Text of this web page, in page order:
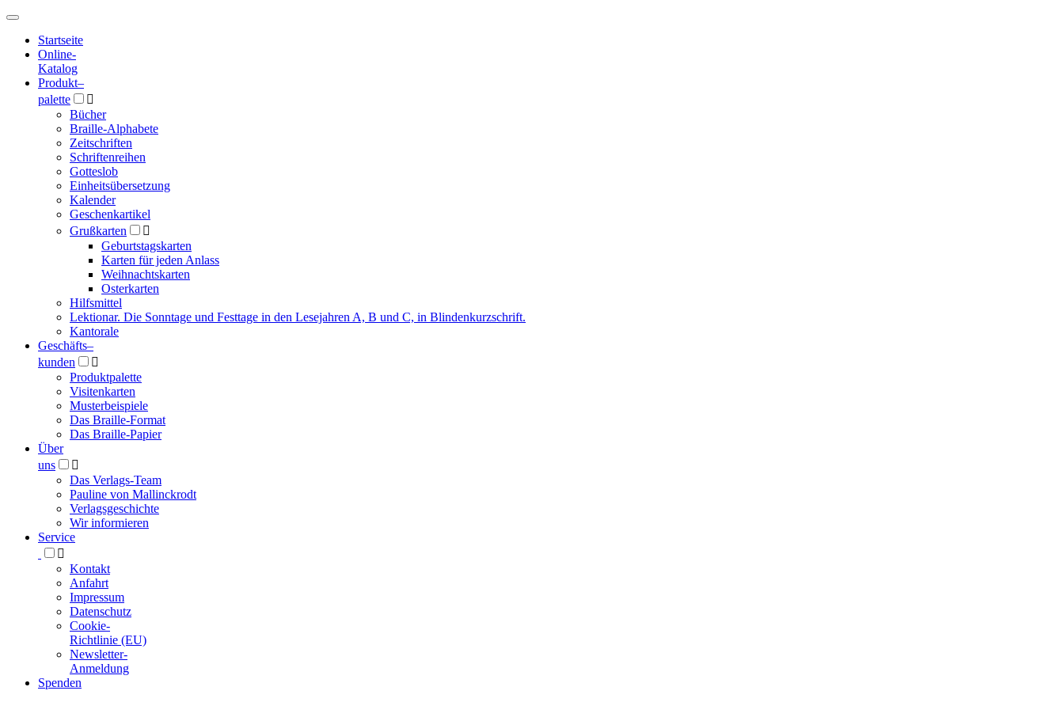
Hauptmenü
Hauptmenü
Startseite
Online-
Katalog
Produkt–
palette

Bücher
Braille-Alphabete
Zeitschriften
Schriftenreihen
Gotteslob
Einheitsübersetzung
Kalender
Geschenkartikel
Grußkarten

Geburtstagskarten
Karten für jeden Anlass
Weihnachtskarten
Osterkarten
Hilfsmittel
Lektionar. Die Sonntage und Festtage in den Lesejahren A, B und C, in Blindenkurzschrift.
Kantorale
Geschäfts­–
kunden

Produktpalette
Visitenkarten
Musterbeispiele
Das Braille-Format
Das Braille-Papier
Über
uns

Das Verlags-Team
Pauline von Mallinckrodt
Verlagsgeschichte
Wir informieren
Service

Kontakt
Anfahrt
Impressum
Datenschutz
Cookie-
Richtlinie (EU)
Newsletter-
Anmeldung
Spenden